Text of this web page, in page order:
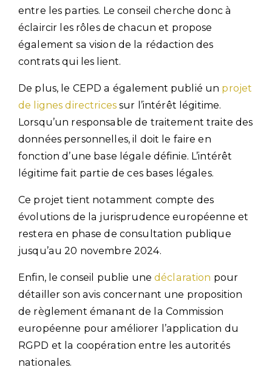
entre les parties. Le conseil cherche donc à
éclaircir les rôles de chacun et propose
également sa vision de la rédaction des
contrats qui les lient.
De plus, le CEPD a également publié un projet
de lignes directricessur l’intérêt légitime.
Lorsqu’un responsable de traitement traite des
données personnelles, il doit le faire en
fonction d’une base légale définie. L’intérêt
légitime fait partie de ces bases légales.
Ce projet tient notamment compte des
évolutions de la jurisprudence européenne et
restera en phase de consultation publique
jusqu’au 20 novembre 2024.
Enfin, le conseil publie unedéclaration pour
détailler son avis concernant une proposition
de règlement émanant de la Commission
européenne pour améliorer l’application du
RGPD et la coopération entre les autorités
nationales.